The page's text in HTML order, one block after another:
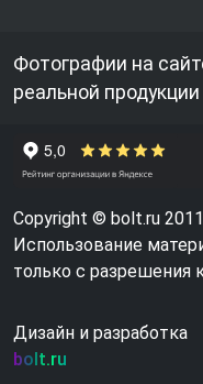
Фотографии на
реальной продукции
Copyright © bolt.ru
Использование
только с
Дизайн и разработка
bolt.ru